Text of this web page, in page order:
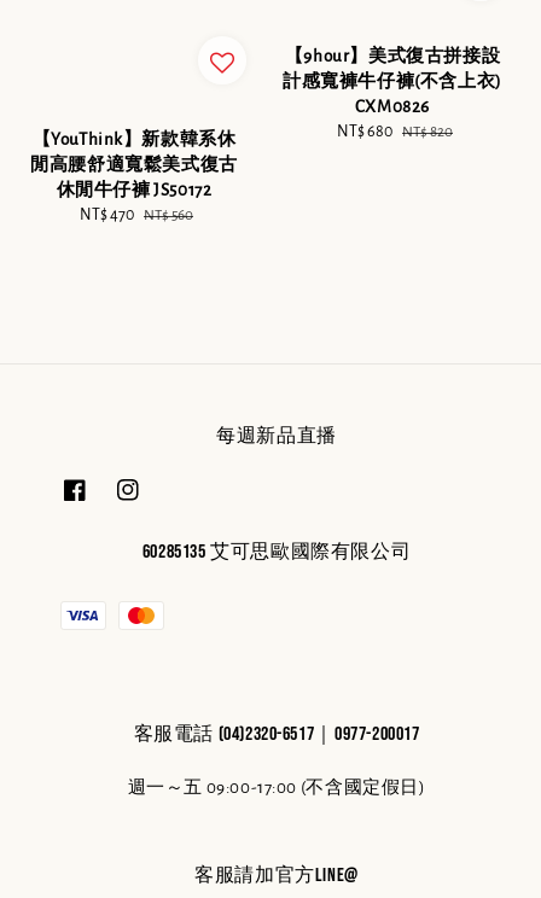
【YouThink】新款韓系休
閒高腰舒適寬鬆美式復古
休閒牛仔褲 JS50172
Sale
NT$ 470 Regular
NT$ 560
【9hour】美式復古拼接設
計感寬褲牛仔褲(不含上衣)
CXM0826
Sale
NT$ 680 Regular
NT$ 820
每週新品直播
60285135 艾可思歐國際有限公司
客服電話 (04)2320-6517｜0977-200017
週一～五 09:00-17:00 (不含國定假日)
客服請加官方line@